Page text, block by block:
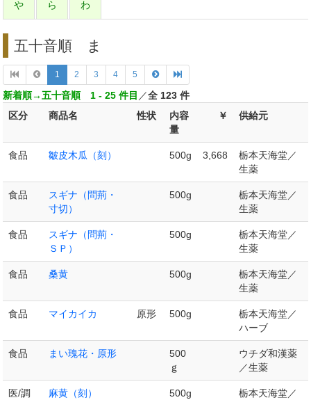
や ら わ
五十音順 ま
1 2 3 4 5
新着順→五十音順 1 - 25 件目 ／全 123 件
区分
商品名 性状
内容
量
￥ 供給元
食品 皺皮木瓜（刻） 500g 3,668
栃本天海堂／
生薬
食品
スギナ（問荊・
寸切）
500g
栃本天海堂／
生薬
食品
スギナ（問荊・
ＳＰ）
500g
栃本天海堂／
生薬
食品 桑黄 500g
栃本天海堂／
生薬
食品 マイカイカ 原形 500g
栃本天海堂／
ハーブ
食品 まい瑰花・原形
500
ｇ
ウチダ和漢薬
／生薬
医/調 麻黄（刻） 500g
栃本天海堂／